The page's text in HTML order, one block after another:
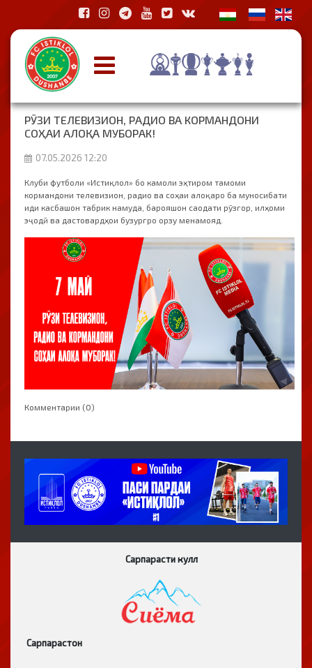
РӮЗИ ТЕЛЕВИЗИОН, РАДИО ВА КОРМАНДОНИ
СОҲАИ АЛОҚА МУБОРАК!
07.05.2026 12:20
Клуби футболи «Истиқлол» бо камоли эҳтиром тамоми
кормандони телевизион, радио ва соҳаи алоқаро ба муносибати
иди касбашон табрик намуда, барояшон саодати рўзгор, илҳоми
эҷодӣ ва дастовардҳои бузургро орзу менамояд.
Комментарии (0)
Сарпарасти кулл
Сарпарастон